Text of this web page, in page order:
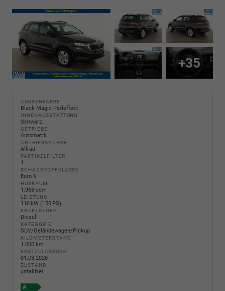
+35
AUSSENFARBE
Black Magic Perleffekt
INNENAUSSTATTUNG
Schwarz
GETRIEBE
Automatik
ANTRIEBSACHSE
Allrad
PARTIKELFILTER
1
SCHADSTOFFKLASSE
Euro 6
HUBRAUM
1.968 ccm
LEISTUNG
110 kW (150 PS)
KRAFTSTOFF
Diesel
KATEGORIE
SUV/Geländewagen/Pickup
KILOMETERSTAND
1.000 km
ERSTZULASSUNG
01.03.2026
ZUSTAND
unfallfrei